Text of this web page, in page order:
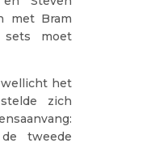
met Bram
sets moet
wellicht het
zich
tweede